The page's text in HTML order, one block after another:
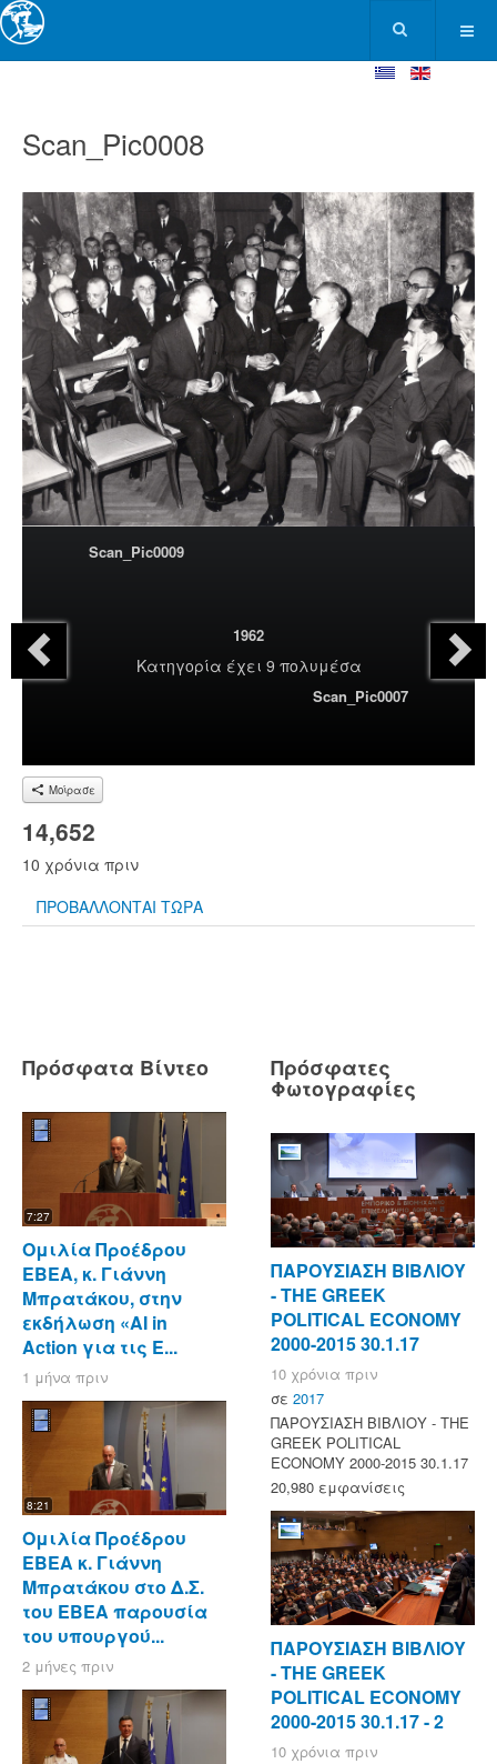
Scan_Pic0008
Scan_Pic0009
1962
Κατηγορία έχει 9 πολυμέσα
Scan_Pic0007
Μοίρασε
14,652
10 χρόνια πριν
ΠΡΟΒΑΛΛΟΝΤΑΙ ΤΩΡΑ
Πρόσφατα Βίντεο
7:27
Ομιλία Προέδρου
ΕΒΕΑ, κ. Γιάννη
Μπρατάκου, στην
εκδήλωση «AI in
Action για τις Ε...
1 μήνα πριν
8:21
Ομιλία Προέδρου
ΕΒΕΑ κ. Γιάννη
Μπρατάκου στο Δ.Σ.
του ΕΒΕΑ παρουσία
του υπουργού...
2 μήνες πριν
Πρόσφατες
Φωτογραφίες
ΠΑΡΟΥΣΙΑΣΗ ΒΙΒΛΙΟΥ
- ΤΗΕ GREEK
POLITICAL ECONOMY
2000-2015 30.1.17
10 χρόνια πριν
σε 2017
ΠΑΡΟΥΣΙΑΣΗ ΒΙΒΛΙΟΥ - ΤΗΕ
GREEK POLITICAL
ECONOMY 2000-2015 30.1.17
20,980 εμφανίσεις
ΠΑΡΟΥΣΙΑΣΗ ΒΙΒΛΙΟΥ
- ΤΗΕ GREEK
POLITICAL ECONOMY
2000-2015 30.1.17 - 2
10 χρόνια πριν